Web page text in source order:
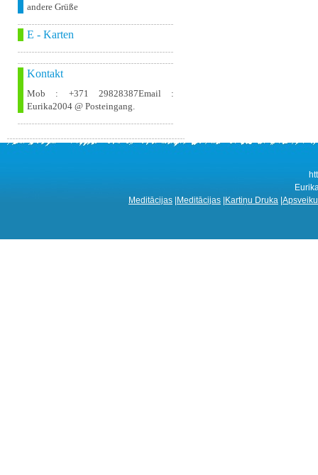
andere Grüße
E - Karten
Kontakt
Mob : +371 29828387Email :
Eurika2004 @ Posteingang.
Meditācijas Meditācijas Kartiņu Druka